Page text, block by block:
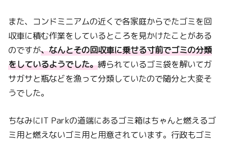
また、コンドミニアムの近くで各家庭からでたゴミを回
収車に積む作業をしているところを見かけたことがある
のですが、なんとその回収車に乗せる寸前でゴミの分類
をしているようでした。縛られているゴミ袋を解いてガ
サガサと瓶などを漁って分類していたので随分と大変そ
うでした。
ちなみにIT Parkの道端にあるゴミ箱はちゃんと燃えるゴ
ミ用と燃えないゴミ用と用意されています。行政もゴミ